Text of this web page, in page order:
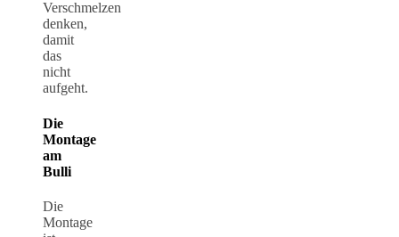
Verschmelzen
denken,
damit
das
nicht
aufgeht.
Die
Montage
am
Bulli
Die
Montage